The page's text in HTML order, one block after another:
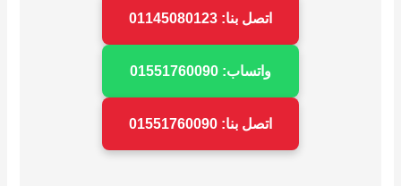
اتصل بنا: 01145080123
واتساب: 01551760090
اتصل بنا: 01551760090